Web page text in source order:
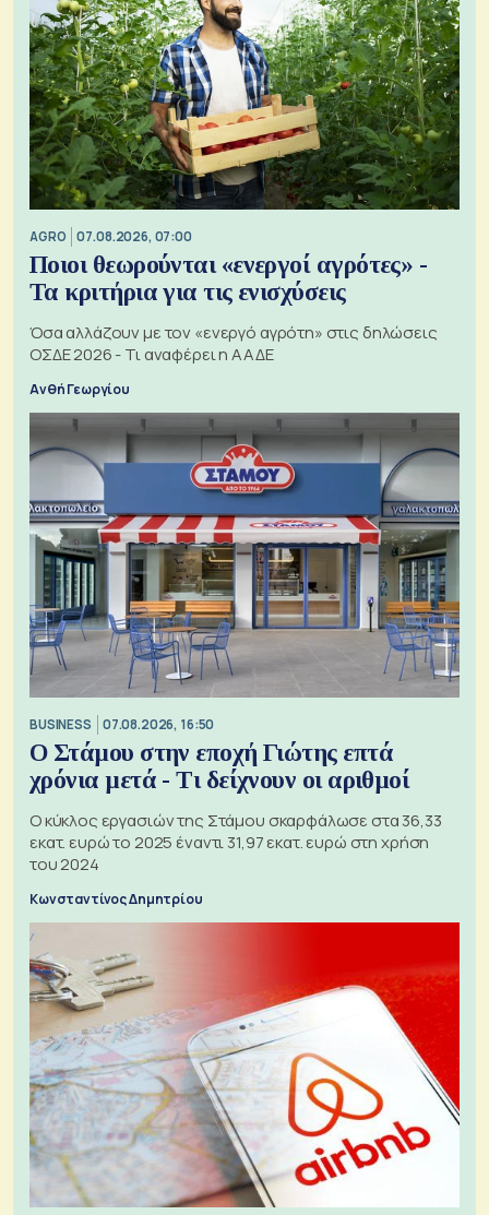
AGRO 07.08.2026, 07:00
Ποιοι θεωρούνται «ενεργοί αγρότες» -
Τα κριτήρια για τις ενισχύσεις
Όσα αλλάζουν με τον «ενεργό αγρότη» στις δηλώσεις
ΟΣΔΕ 2026 - Τι αναφέρει η ΑΑΔΕ
Ανθή Γεωργίου
BUSINESS 07.08.2026, 16:50
Ο Στάμου στην εποχή Γιώτης επτά
χρόνια μετά - Τι δείχνουν οι αριθμοί
Ο κύκλος εργασιών της Στάμου σκαρφάλωσε στα 36,33
εκατ. ευρώ το 2025 έναντι 31,97 εκατ. ευρώ στη χρήση
του 2024
Κωνσταντίνος Δημητρίου